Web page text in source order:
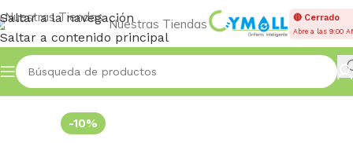
Saltar a la navegación
Saltar a contenido principal
Nuestras Tiendas 🔴 Cerrado
Abre a las 9:00
Inicio OTROS REPUESTOS
-10%